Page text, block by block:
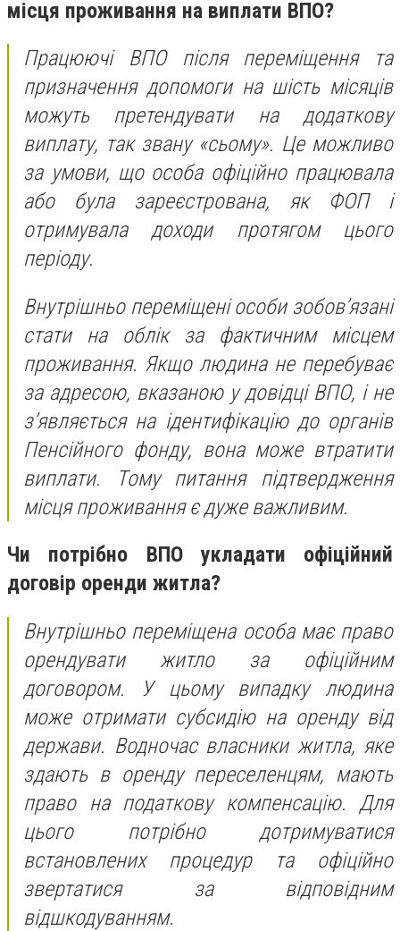
місця проживання на виплати ВПО?
Працюючі ВПО після переміщення та
призначення допомоги на шість місяців
можуть претендувати на додаткову
виплату, так звану «сьому». Це можливо
за умови, що особа офіційно працювала
або була зареєстрована, як ФОП і
отримувала доходи протягом цього
періоду.
Внутрішньо переміщені особи зобов’язані
стати на облік за фактичним місцем
проживання. Якщо людина не перебуває
за адресою, вказаною у довідці ВПО, і не
з’являється на ідентифікацію до органів
Пенсійного фонду, вона може втратити
виплати. Тому питання підтвердження
місця проживання є дуже важливим.
Чи потрібно ВПО укладати офіційний
договір оренди житла?
Внутрішньо переміщена особа має право
орендувати житло за офіційним
договором. У цьому випадку людина
може отримати субсидію на оренду від
держави. Водночас власники житла, яке
здають в оренду переселенцям, мають
право на податкову компенсацію. Для
цього потрібно дотримуватися
встановлених процедур та офіційно
звертатися за відповідним
відшкодуванням.